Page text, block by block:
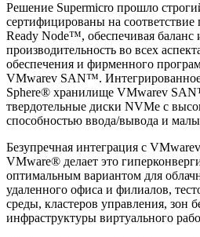
Решение Supermicro прошло
сертифицированы на
Ready Node™, обеспечивая
производительность во всех
обеспечения и фирменного
VMwarev SAN™.
Sphere® хранилище VMwarev
твердотельные диски NVMe с
способностью ввода/вывода и
Безупречная интеграция с
VMware® делает это
оптимальным вариантом для
удаленного офиса и филиалов,
среды, кластеров управления, зон
инфраструктуры виртуального